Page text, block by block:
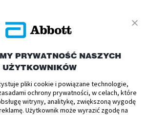
wyrób
go
PRYWATNOŚĆ NASZYCH
UŻYTKOWNIKÓW
pliki cookie i powiązane technologie,
ochrony prywatności, w celach, które
witryny, analitykę, zwiększoną wygodę
Użytkownik może wyrazić zgodę na